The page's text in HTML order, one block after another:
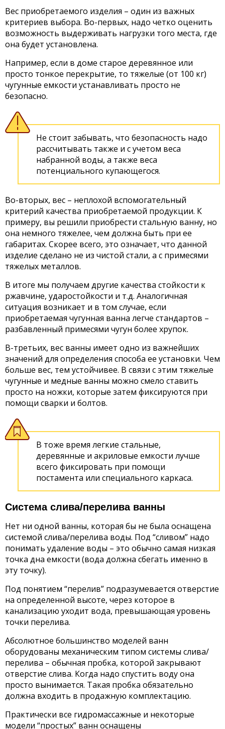
Вес приобретаемого изделия – один из важных
критериев выбора. Во-первых, надо четко оценить
возможность выдерживать нагрузки того места, где
она будет установлена.
Например, если в доме старое деревянное или
просто тонкое перекрытие, то тяжелые (от 100 кг)
чугунные емкости устанавливать просто не
безопасно.
Не стоит забывать, что безопасность надо
рассчитывать также и с учетом веса
набранной воды, а также веса
потенциального купающегося.
Во-вторых, вес – неплохой вспомогательный
критерий качества приобретаемой продукции. К
примеру, вы решили приобрести стальную ванну, но
она немного тяжелее, чем должна быть при ее
габаритах. Скорее всего, это означает, что данной
изделие сделано не из чистой стали, а с примесями
тяжелых металлов.
В итоге мы получаем другие качества стойкости к
ржавчине, ударостойкости и т.д. Аналогичная
ситуация возникает и в том случае, если
приобретаемая чугунная ванна легче стандартов –
разбавленный примесями чугун более хрупок.
В-третьих, вес ванны имеет одно из важнейших
значений для определения способа ее установки. Чем
больше вес, тем устойчивее. В связи с этим тяжелые
чугунные и медные ванны можно смело ставить
просто на ножки, которые затем фиксируются при
помощи сварки и болтов.
В тоже время легкие стальные,
деревянные и акриловые емкости лучше
всего фиксировать при помощи
постамента или специального каркаса.
Система слива/перелива ванны
Нет ни одной ванны, которая бы не была оснащена
системой слива/перелива воды. Под “сливом” надо
понимать удаление воды – это обычно самая низкая
точка дна емкости (вода должна сбегать именно в
эту точку).
Под понятием “перелив” подразумевается отверстие
на определенной высоте, через которое в
канализацию уходит вода, превышающая уровень
точки перелива.
Абсолютное большинство моделей ванн
оборудованы механическим типом системы слива/
перелива – обычная пробка, которой закрывают
отверстие слива. Когда надо спустить воду она
просто вынимается. Такая пробка обязательно
должна входить в продажную комплектацию.
Практически все гидромассажные и некоторые
модели “простых” ванн оснащены